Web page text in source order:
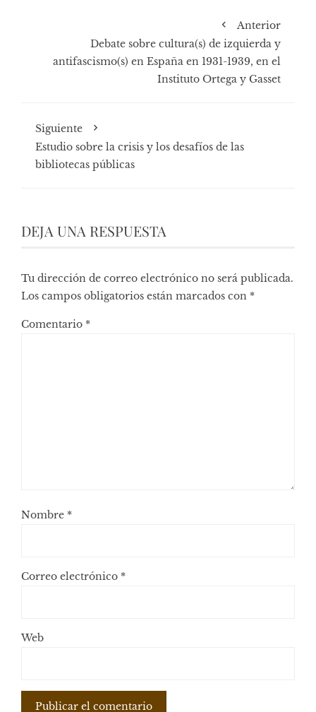
Anterior
Debate sobre cultura(s) de izquierda y
antifascismo(s) en España en 1931-1939, en el
Instituto Ortega y Gasset
Siguiente
Estudio sobre la crisis y los desafíos de las
bibliotecas públicas
DEJA UNA RESPUESTA
Tu dirección de correo electrónico no será publicada.
Los campos obligatorios están marcados con *
Comentario *
Nombre *
Correo electrónico *
Web